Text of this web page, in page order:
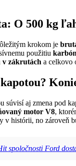
O 500 kg
krokom je
použitiu
zákrutách a celkovo
kapotou?
súvisí aj zmena pod
motor V8,
v histórii, no zároveň
spoločnosti Ford